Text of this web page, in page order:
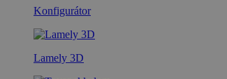
Konfigurátor
Lamely 3D